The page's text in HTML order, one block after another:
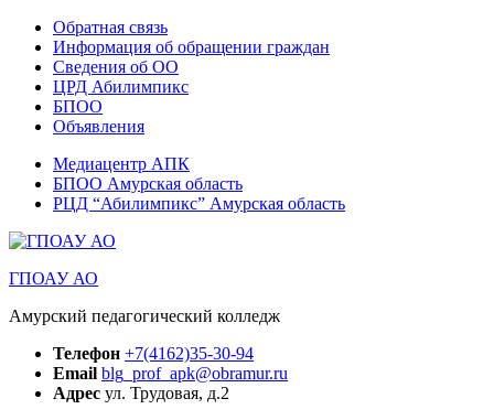
Обратная связь
Информация об обращении граждан
Сведения об ОО
ЦРД Абилимпикс
БПОО
Объявления
Медиацентр АПК
БПОО Амурская область
РЦД “Абилимпикс” Амурская область
ГПОАУ АО
Амурский педагогический колледж
Телефон +7(4162)35-30-94
Email blg_prof_apk@obramur.ru
Адрес ул. Трудовая, д.2